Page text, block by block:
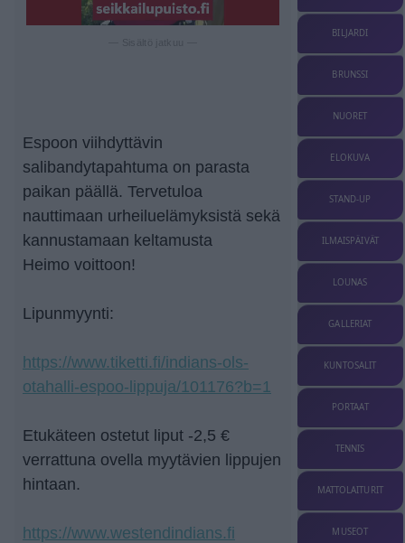
Espoon viihdyttävin
salibandytapahtuma on parasta
paikan päällä. Tervetuloa
nauttimaan urheiluelämyksistä sekä
kannustamaan keltamusta
Heimo voittoon!
Lipunmyynti:
https://www.tiketti.fi/indians-ols-
otahalli-espoo-lippuja/101176?b=1
Etukäteen ostetut liput -2,5 €
verrattuna ovella myytävien lippujen
hintaan.
https://www.westendindians.fi
BILJARDI
BRUNSSI
NUORET
ELOKUVA
STAND-UP
ILMAISPÄIVÄT
LOUNAS
GALLERIAT
KUNTOSALIT
PORTAAT
TENNIS
MATTOLAITURIT
MUSEOT